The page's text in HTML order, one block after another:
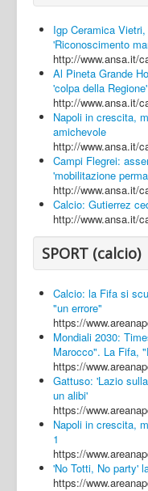
Igp Ceramica
'Riconoscimento
http://www.ansa.it/
Al Pineta Grande
'colpa della Regione'
http://www.ansa.it/
Napoli in crescita,
amichevole
http://www.ansa.it/
Campi Flegrei:
'mobilitazione
http://www.ansa.it/
Calcio: Gutierrez
http://www.ansa.it/
SPORT (calcio)
Calcio: la Fifa si
"un errore"
https://
Mondiali 2030:
Marocco". La Fifa,
https://
Gattuso: 'Lazio
un alibi'
https://
Napoli in crescita,
1
https://
'No Totti, No party'
https://